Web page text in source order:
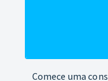
Comece uma